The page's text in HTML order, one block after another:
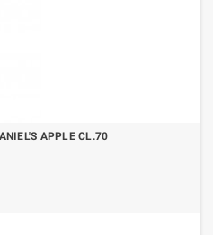
APPLE CL.70